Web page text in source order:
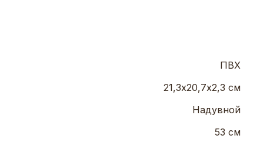
ПВХ
21,3х20,7х2,3 см
Надувной
53 см